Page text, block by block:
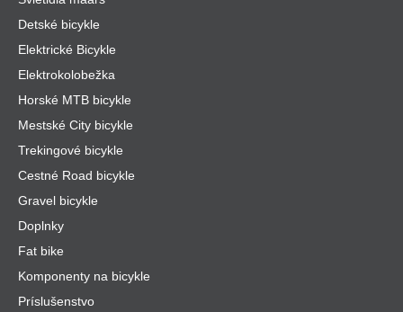
Detské bicykle
Elektrické Bicykle
Elektrokolobežka
Horské MTB bicykle
Mestské City bicykle
Trekingové bicykle
Cestné Road bicykle
Gravel bicykle
Doplnky
Fat bike
Komponenty na bicykle
Príslušenstvo